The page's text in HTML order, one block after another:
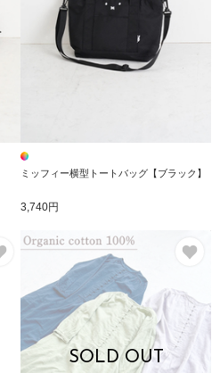
ミッフィー横型トートバッグ【ブラック】
3,740円
お気に入り
SOLD OUT